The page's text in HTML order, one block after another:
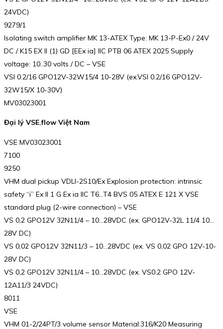
24VDC)
9279/1
Isolating switch amplifier MK 13-ATEX Type: MK 13-P-Ex0 / 24V
DC / K15 EX II (1) GD [EEx ia] IIC PTB 06 ATEX 2025 Supply
voltage: 10..30 volts / DC – VSE
VSI 0.2/16 GPO12V-32W15/4 10-28V (ex.VSI 0.2/16 GPO12V-
32W15/X 10-30V)
MV03023001
Đại lý VSE.flow Việt Nam
VSE MV03023001
7100
9250
VHM dual pickup VDLI-2S10/Ex Explosion protection: intrinsic
safety “i” Ex II 1 G Ex ia IIC T6…T4 BVS 05 ATEX E 121 X VSE
standard plug (2-wire connection) – VSE
VS 0,2 GPO12V 32N11/4 – 10…28VDC (ex. GPO12V-32L 11/4 10…
28V DC)
VS 0,02 GPO12V 32N11/3 – 10…28VDC (ex. VS 0,02 GPO 12V-10-
28V DC)
VS 0,2 GPO12V 32N11/4 – 10…28VDC (ex. VS0.2 GPO 12V-
12A11/3 24VDC)
8011
VSE
VHM 01-2/24PT/3 volume sensor Material:316/K20 Measuring